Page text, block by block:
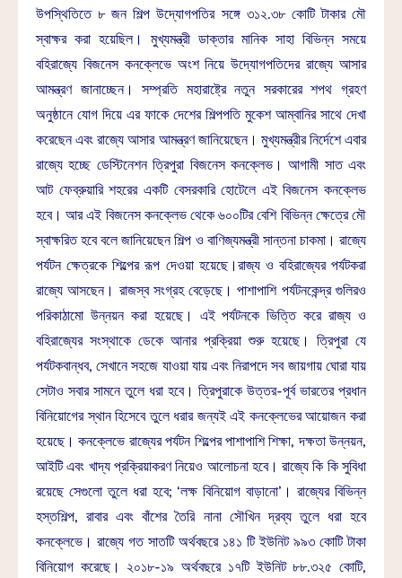
উপস্থিতিতে ৮ জন শিল্প উদ্যোগপতির সঙ্গে ৩১২.৩৮ কোটি টাকার মৌ
স্বাক্ষর করা হয়েছিল। মুখ্যমন্ত্রী ডাক্তার মানিক সাহা বিভিন্ন সময়ে
বহিরাজ্যে বিজনেস কনক্লেভে অংশ নিয়ে উদ্যোগপতিদের রাজ্যে আসার
আমন্ত্রণ জানাচ্ছেন। সম্প্রতি মহারাষ্ট্রে নতুন সরকারের শপথ গ্রহণ
অনুষ্ঠানে যোগ দিয়ে এর ফাকে দেশের শিল্পপতি মুকেশ আম্বানির সাথে দেখা
করেছেন এবং রাজ্যে আসার আমন্ত্রণ জানিয়েছেন। মুখ্যমন্ত্রীর নির্দেশে এবার
রাজ্যে হচ্ছে ডেস্টিনেশন ত্রিপুরা বিজনেস কনক্লেভ। আগামী সাত এবং
আট ফেব্রুয়ারি শহরের একটি বেসরকারি হোটেলে এই বিজনেস কনক্লেভ
হবে। আর এই বিজনেস কনক্লেভ থেকে ৬০০টির বেশি বিভিন্ন ক্ষেত্রে মৌ
স্বাক্ষরিত হবে বলে জানিয়েছেন শিল্প ও বাণিজ্যমন্ত্রী সান্তনা চাকমা। রাজ্যে
পর্যটন ক্ষেত্রকে শিল্পের রূপ দেওয়া হয়েছে।রাজ্য ও বহিরাজ্যের পর্যটকরা
রাজ্যে আসছেন। রাজস্ব সংগ্রহ বেড়েছে। পাশাপাশি পর্যটনকেন্দ্র গুলিরও
পরিকাঠামো উন্নয়ন করা হয়েছে। এই পর্যটনকে ভিত্তি করে রাজ্য ও
বহিরাজ্যের সংস্থাকে ডেকে আনার প্রক্রিয়া শুরু হয়েছে। ত্রিপুরা যে
পর্যটকবান্ধব, সেখানে সহজে যাওয়া যায় এবং নিরাপদে সব জায়গায় ঘোরা যায়
সেটাও সবার সামনে তুলে ধরা হবে। ত্রিপুরাকে উত্তর-পূর্ব ভারতের প্রধান
বিনিয়োগের স্থান হিসেবে তুলে ধরার জন্যই এই কনক্লেভের আয়োজন করা
হয়েছে। কনক্লেভে রাজ্যের পর্যটন শিল্পের পাশাপাশি শিক্ষা, দক্ষতা উন্নয়ন,
আইটি এবং খাদ্য প্রক্রিয়াকরণ নিয়েও আলোচনা হবে। রাজ্যে কি কি সুবিধা
রয়েছে সেগুলো তুলে ধরা হবে; ‘লক্ষ বিনিয়োগ বাড়ানো’। রাজ্যের বিভিন্ন
হস্তশিল্প, রাবার এবং বাঁশের তৈরি নানা সৌখিন দ্রব্য তুলে ধরা হবে
কনক্লেভে। রাজ্যে গত সাতটি অর্থবছরে ১৪১ টি ইউনিট ৯৯৩ কোটি টাকা
বিনিয়োগ করেছে। ২০১৮-১৯ অর্থবছরে ১৭টি ইউনিট ৮৮.৩২৫ কোটি,